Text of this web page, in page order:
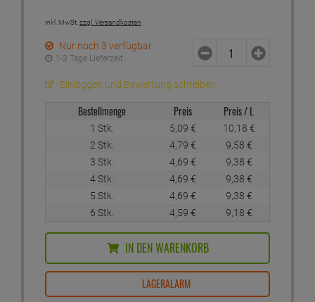
inkl. MwSt.zzgl. Versandkosten
Nur noch 3 verfügbar
1-3 Tage Lieferzeit
Einloggen und Bewertung schreiben
Bestellmenge Preis Preis / L
1 Stk. 5,09 € 10,18 €
2 Stk.
4,79 € 9,58 €
3 Stk.
4,69 € 9,38 €
4 Stk.
4,69 € 9,38 €
5 Stk.
4,69 € 9,38 €
6 Stk.
4,59 € 9,18 €
IN DEN WARENKORB
LAGERALARM